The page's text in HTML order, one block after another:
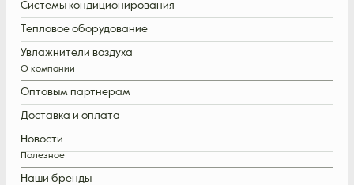
Системы кондиционирования
Тепловое оборудование
Увлажнители воздуха
О компании
Оптовым партнерам
Доставка и оплата
Новости
Полезное
Наши бренды